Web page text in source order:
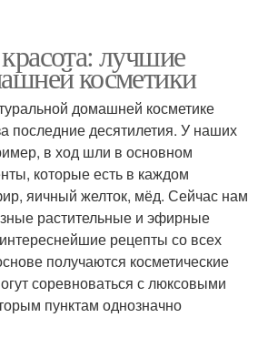
лучшие
косметики
домашней косметике
последние десятилетия. У наших
в ход шли в основном
которые есть в каждом
яичный желток, мёд. Сейчас нам
растительные и эфирные
рецепты со всех
получаются косметические
соревноваться с люксовыми
пунктам однозначно